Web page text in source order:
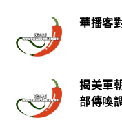
華播客
揭美軍
部傳喚